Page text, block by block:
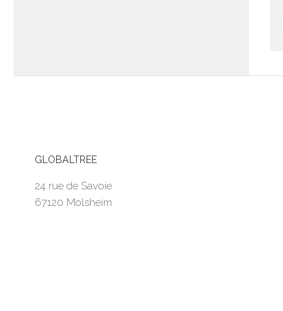
GLOBALTREE
24 rue de Savoie
67120 Molsheim